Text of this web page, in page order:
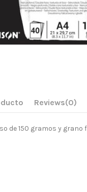
Reviews(0)
de 150 gramos y